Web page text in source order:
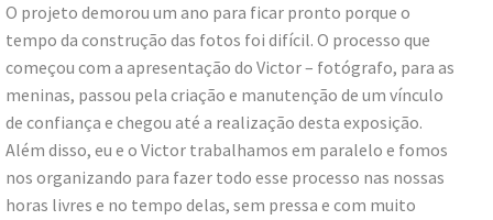
O projeto demorou um ano para ficar pronto porque o
tempo da construção das fotos foi difícil. O processo que
começou com a apresentação do Victor – fotógrafo, para as
meninas, passou pela criação e manutenção de um vínculo
de confiança e chegou até a realização desta exposição.
Além disso, eu e o Victor trabalhamos em paralelo e fomos
nos organizando para fazer todo esse processo nas nossas
horas livres e no tempo delas, sem pressa e com muito